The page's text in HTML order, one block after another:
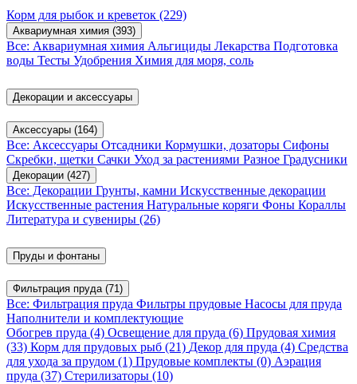
Корм для рыбок и креветок (229)
Аквариумная химия (393)
Все: Аквариумная химия Альгициды Лекарства Подготовка
воды Тесты Удобрения Химия для моря, соль
Декорации и аксессуары
Аксессуары (164)
Все: Аксессуары Отсадники Кормушки, дозаторы Сифоны
Скребки, щетки Сачки Уход за растениями Разное Градусники
Декорации (427)
Все: Декорации Грунты, камни Искусственные декорации
Искусственные растения Натуральные коряги Фоны Кораллы
Литература и сувениры (26)
Пруды и фонтаны
Фильтрация пруда (71)
Все: Фильтрация пруда Фильтры прудовые Насосы для пруда
Наполнители и комплектующие
Обогрев пруда (4) Освещение для пруда (6) Прудовая химия
(33) Корм для прудовых рыб (21) Декор для пруда (4) Средства
для ухода за прудом (1) Прудовые комплекты (0) Аэрация
пруда (37) Стерилизаторы (10)